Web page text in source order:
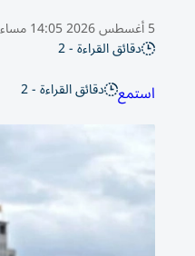
5 أغسطس 2026 14:05 مساء
دقائق القراءة - 2
استمع دقائق القراءة - 2